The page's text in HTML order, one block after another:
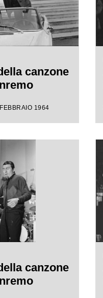
canzone
1964
canzone